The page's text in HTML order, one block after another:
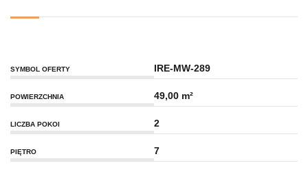
SYMBOL OFERTY IRE-MW-289
POWIERZCHNIA 49,00 m²
LICZBA POKOI 2
PIĘTRO 7